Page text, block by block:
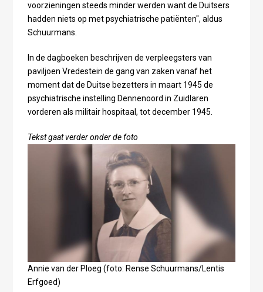
voorzieningen steeds minder werden want de Duitsers
hadden niets op met psychiatrische patiënten", aldus
Schuurmans.
In de dagboeken beschrijven de verpleegsters van
paviljoen Vredestein de gang van zaken vanaf het
moment dat de Duitse bezetters in maart 1945 de
psychiatrische instelling Dennenoord in Zuidlaren
vorderen als militair hospitaal, tot december 1945.
Tekst gaat verder onder de foto
Annie van der Ploeg (foto: Rense Schuurmans/Lentis
Erfgoed)